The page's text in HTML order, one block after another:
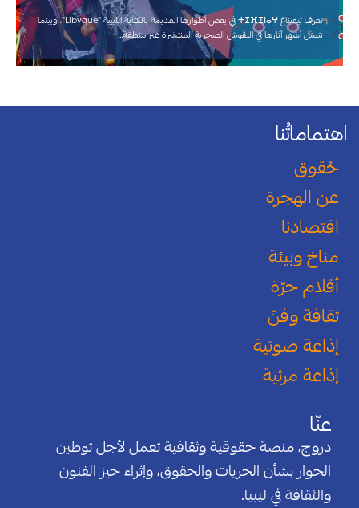
تعرف تيفيناغ ⵜⵉⴼⵉⵏⴰⵖ في بعض أطوارها القديمة بالكتابة الليبية "Libyque"، وبينما
تتمثل أشهر آثارها في النقوش الصخرية المنتشرة عبر منطقة…
اهتماماتُنا
حُقوق
عن الهجرة
اقتصادنا
مناخ وبيئة
أقلام حرّة
ثقافة وفنّ
إذاعة صوتية
إذاعة مرئية
عنّا
دروج، منصة حقوقية وثقافية تعمل لأجل توطين
الحوار بشأن الحريات والحقوق، وإثراء حيز الفنون
والثقافة في ليبيا.